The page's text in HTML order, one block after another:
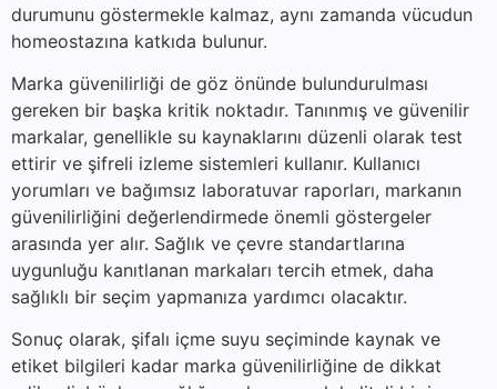
durumunu göstermekle kalmaz, aynı zamanda vücudun
homeostazına katkıda bulunur.
Marka güvenilirliği de göz önünde bulundurulması
gereken bir başka kritik noktadır. Tanınmış ve güvenilir
markalar, genellikle su kaynaklarını düzenli olarak test
ettirir ve şifreli izleme sistemleri kullanır. Kullanıcı
yorumları ve bağımsız laboratuvar raporları, markanın
güvenilirliğini değerlendirmede önemli göstergeler
arasında yer alır. Sağlık ve çevre standartlarına
uygunluğu kanıtlanan markaları tercih etmek, daha
sağlıklı bir seçim yapmanıza yardımcı olacaktır.
Sonuç olarak, şifalı içme suyu seçiminde kaynak ve
etiket bilgileri kadar marka güvenilirliğine de dikkat